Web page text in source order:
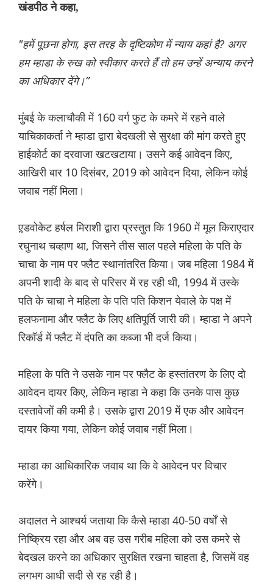
खंडपीठ ने कहा,
"हमें पूछना होगा, इस तरह के दृष्टिकोण में न्याय कहां है? अगर
हम म्हाडा के रुख को स्वीकार करते हैं तो हम उन्हें अन्याय करने
का अधिकार देंगे।”
मुंबई के कलाचौकी में 160 वर्ग फुट के कमरे में रहने वाले
याचिकाकर्ता ने म्हाडा द्वारा बेदखली से सुरक्षा की मांग करते हुए
हाईकोर्ट का दरवाजा खटखटाया। उसने कई आवेदन किए,
आखिरी बार 10 दिसंबर, 2019 को आवेदन दिया, लेकिन कोई
जवाब नहीं मिला।
ए़़डवोकेट हर्षल मिराशी द्वारा प्रस्तुत कि 1960 में मूल किराएदार
रघुनाथ चव्हाण था, जिसने तीस साल पहले महिला के पति के
चाचा के नाम पर फ्लैट स्थानांतरित किया। जब महिला 1984 में
अपनी शादी के बाद से परिसर में रह रही थी, 1994 में उस्के
पति के चाचा ने महिला के पति पति किशन येवाले के पक्ष में
हलफनामा और फ्लैट के लिए क्षतिपूर्ति जारी की। म्हाडा ने अपने
रिकॉर्ड में फ्लैट में दंपति का कब्जा भी दर्ज किया।
महिला के पति ने उसके नाम पर फ्लैट के हस्तांतरण के लिए दो
आवेदन दायर किए, लेकिन म्हाडा ने कहा कि उनके पास कुछ
दस्तावेजों की कमी है। उसके द्वारा 2019 में एक और आवेदन
दायर किया गया, लेकिन कोई जवाब नहीं मिला।
म्हाडा का आधिकारिक जवाब था कि वे आवेदन पर विचार
करेंगे।
अदालत ने आश्चर्य जताया कि कैसे म्हाडा 40-50 वर्षों से
निष्क्रिय रहा और अब वह उस गरीब महिला को उस कमरे से
बेदखल करने का अधिकार सुरक्षित रखना चाहता है, जिसमें वह
लगभग आधी सदी से रह रही है।